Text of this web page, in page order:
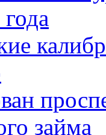
займа